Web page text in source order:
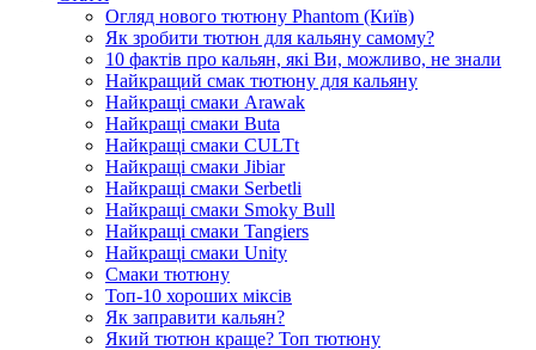
Огляд нового тютюну Phantom (Київ)
Як зробити тютюн для кальяну самому?
10 фактів про кальян, які Ви, можливо, не знали
Найкращий смак тютюну для кальяну
Найкращі смаки Arawak
Найкращі смаки Buta
Найкращі смаки CULTt
Найкращі смаки Jibiar
Найкращі смаки Serbetli
Найкращі смаки Smoky Bull
Найкращі смаки Tangiers
Найкращі смаки Unity
Смаки тютюну
Топ-10 хороших міксів
Як заправити кальян?
Який тютюн краще? Топ тютюну